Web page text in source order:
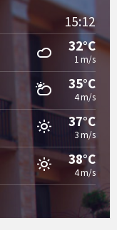
15:12
32°C
1 m/s
35°C
4 m/s
37°C
3 m/s
38°C
4 m/s